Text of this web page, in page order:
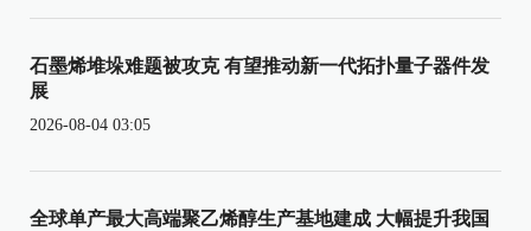
石墨烯堆垛难题被攻克 有望推动新一代拓扑量子器件发
展
2026-08-04 03:05
全球单产最大高端聚乙烯醇生产基地建成 大幅提升我国